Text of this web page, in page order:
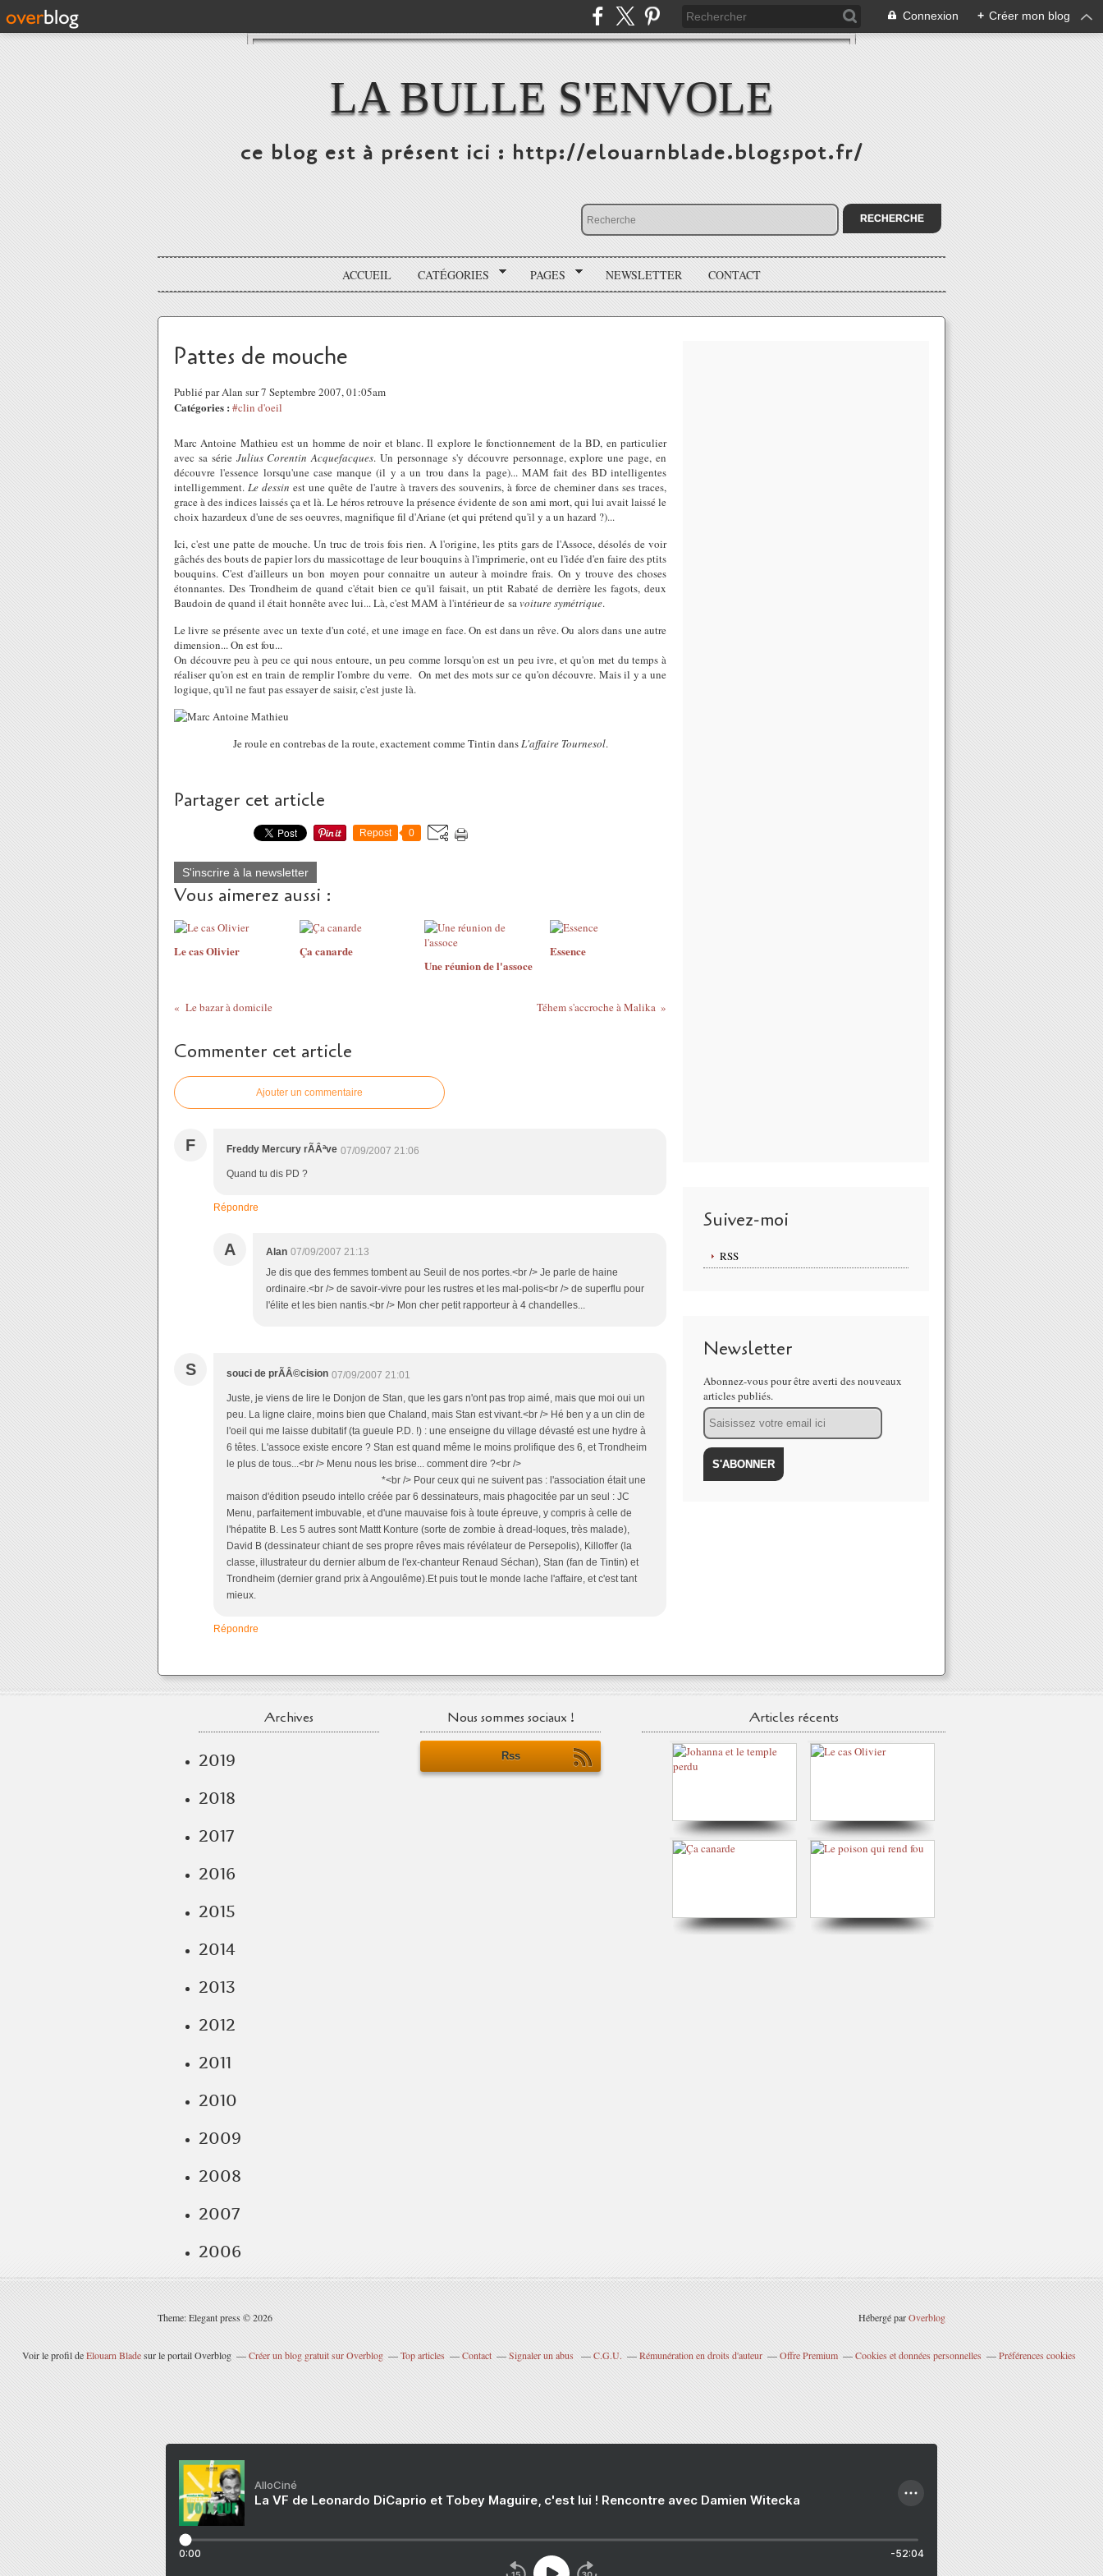
Connexion + Créer mon blog
LA BULLE S'ENVOLE
ce blog est à présent ici : http://elouarnblade.blogspot.fr/
ACCUEIL CATÉGORIES PAGES NEWSLETTER CONTACT
Pattes de mouche
Publié par Alan sur 7 Septembre 2007, 01:05am
Catégories : #clin d'oeil
Marc Antoine Mathieu est un homme de noir et blanc. Il explore le fonctionnement de la BD, en particulier
avec sa série Julius Corentin Acquefacques. Un personnage s'y découvre personnage, explore une page, en
découvre l'essence lorsqu'une case manque (il y a un trou dans la page)... MAM fait des BD intelligentes
intelligemment. Le dessin est une quête de l'autre à travers des souvenirs, à force de cheminer dans ses traces,
grace à des indices laissés ça et là. Le héros retrouve la présence évidente de son ami mort, qui lui avait laissé le
choix hazardeux d'une de ses oeuvres, magnifique fil d'Ariane (et qui prétend qu'il y a un hazard ?)...
Ici, c'est une patte de mouche. Un truc de trois fois rien. A l'origine, les ptits gars de l'Assoce, désolés de voir
gâchés des bouts de papier lors du massicottage de leur bouquins à l'imprimerie, ont eu l'idée d'en faire des ptits
bouquins. C'est d'ailleurs un bon moyen pour connaitre un auteur à moindre frais. On y trouve des choses
étonnantes. Des Trondheim de quand c'était bien ce qu'il faisait, un ptit Rabaté de derrière les fagots, deux
Baudoin de quand il était honnête avec lui... Là, c'est MAM à l'intérieur de savoiture symétrique.
Le livre se présente avec un texte d'un coté, et une image en face. On est dans un rêve. Ou alors dans une autre
dimension... On est fou...
On découvre peu à peu ce qui nous entoure, un peu comme lorsqu'on est un peu ivre, et qu'on met du temps à
réaliser qu'on est en train de remplir l'ombre du verre. On met des mots sur ce qu'on découvre. Mais il y a une
logique, qu'il ne faut pas essayer de saisir, c'est juste là.
Je roule en contrebas de la route, exactement comme Tintin dansL'affaire Tournesol.
Partager cet article
Repost 0
S'inscrire à la newsletter
Vous aimerez aussi :
Le cas Olivier
Ça canarde
Une réunion de l'assoce
Essence
Le bazar à domicile Téhem s'accroche à Malika
Commenter cet article
Ajouter un commentaire
F Freddy Mercury rÃÂªve 07/09/2007 21:06
Quand tu dis PD ?
Répondre
A Alan 07/09/2007 21:13
Je dis que des femmes tombent au Seuil de nos portes.<br /> Je parle de haine
ordinaire.<br /> de savoir-vivre pour les rustres et les mal-polis<br /> de superflu pour
l'élite et les bien nantis.<br /> Mon cher petit rapporteur à 4 chandelles...
S souci de prÃÂ©cision 07/09/2007 21:01
Juste, je viens de lire le Donjon de Stan, que les gars n'ont pas trop aimé, mais que moi oui un
peu. La ligne claire, moins bien que Chaland, mais Stan est vivant.<br /> Hé ben y a un clin de
l'oeil qui me laisse dubitatif (ta gueule P.D. !) : une enseigne du village dévasté est une hydre à
6 têtes. L'assoce existe encore ? Stan est quand même le moins prolifique des 6, et Trondheim
le plus de tous...<br /> Menu nous les brise... comment dire ?<br />
*<br /> Pour ceux qui ne suivent pas : l'association était une
maison d'édition pseudo intello créée par 6 dessinateurs, mais phagocitée par un seul : JC
Menu, parfaitement imbuvable, et d'une mauvaise fois à toute épreuve, y compris à celle de
l'hépatite B. Les 5 autres sont Mattt Konture (sorte de zombie à dread-loques, très malade),
David B (dessinateur chiant de ses propre rêves mais révélateur de Persepolis), Killoffer (la
classe, illustrateur du dernier album de l'ex-chanteur Renaud Séchan), Stan (fan de Tintin) et
Trondheim (dernier grand prix à Angoulême).Et puis tout le monde lache l'affaire, et c'est tant
mieux.
Répondre
Suivez-moi
RSS
Newsletter
Abonnez-vous pour être averti des nouveaux
articles publiés.
Email
Archives
2019
2018
2017
2016
2015
2014
2013
2012
2011
2010
2009
2008
2007
2006
Nous sommes sociaux !
Rss
Articles récents
Theme: Elegant press © 2026 Hébergé parOverblog
Voir le profil deElouarn Bladesur le portail Overblog Créer un blog gratuit sur Overblog Top articles Contact Signaler un abus C.G.U. Rémunération en droits d'auteur Offre Premium Cookies et données personnelles Préférences cookies
AlloCiné
La VF de Leonardo DiCaprio et Tobey Maguire, c'est lui ! Rencontre avec Damien Witecka
0:00 -52:04